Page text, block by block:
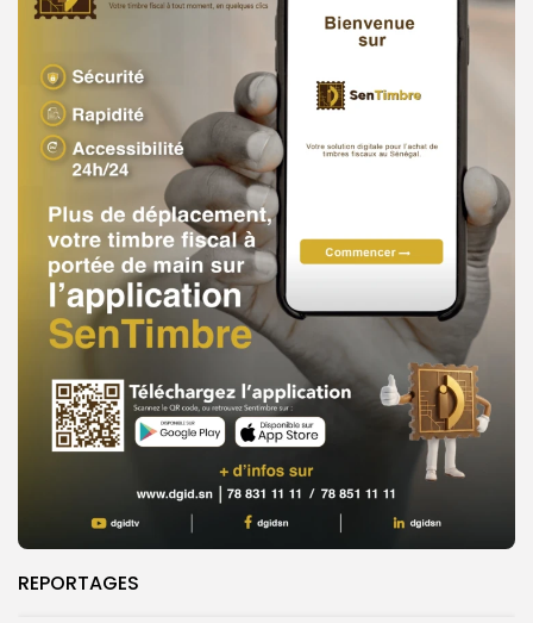
REPORTAGES